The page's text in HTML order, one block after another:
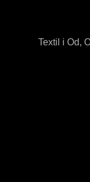
Textil i Od,